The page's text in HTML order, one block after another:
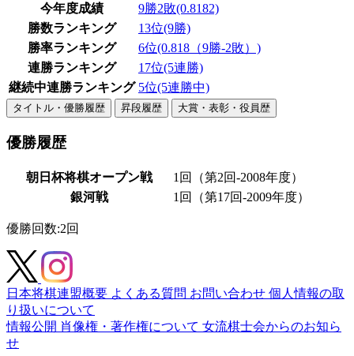
今年度成績
9勝2敗(0.8182)
勝数ランキング
13位(9勝)
勝率ランキング
6位(0.818（9勝-2敗）)
連勝ランキング
17位(5連勝)
継続中連勝ランキング 5位(5連勝中)
タイトル・優勝履歴 昇段履歴 大賞・表彰・役員歴
優勝履歴
朝日杯将棋オープン戦
1回（第2回-2008年度）
銀河戦
1回（第17回-2009年度）
優勝回数:2回
日本将棋連盟概要 よくある質問 お問い合わせ 個人情報の取
り扱いについて
情報公開 肖像権・著作権について 女流棋士会からのお知ら
せ